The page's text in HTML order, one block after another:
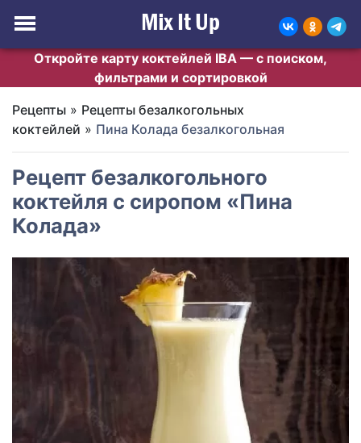
Откройте карту коктейлей IBA — с поиском,
фильтрами и сортировкой
Рецепты » Рецепты безалкогольных
коктейлей » Пина Колада безалкогольная
Рецепт безалкогольного
коктейля с сиропом «Пина
Колада»